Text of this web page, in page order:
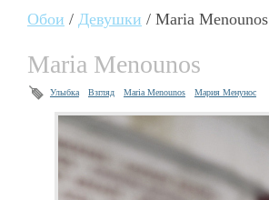
Обои / Девушки / Maria Menounos
Maria Menounos
Улыбка Взгляд Maria Menounos Мария Менунос